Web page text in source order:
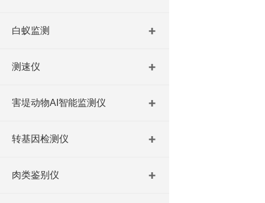
白蚁监测
测速仪
害堤动物AI智能监测仪
转基因检测仪
肉类鉴别仪